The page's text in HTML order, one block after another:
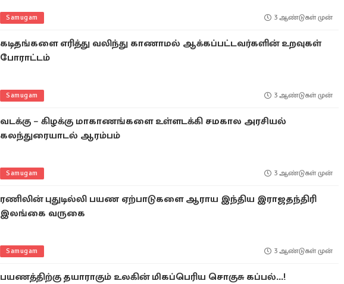
Samugam 3 ஆண்டுகள் முன்
கடிதங்களை எரித்து வலிந்து காணாமல் ஆக்கப்பட்டவர்களின் உறவுகள்
போராட்டம்
Samugam 3 ஆண்டுகள் முன்
வடக்கு – கிழக்கு மாகாணங்களை உள்ளடக்கி சமகால அரசியல்
கலந்துரையாடல் ஆரம்பம்
Samugam 3 ஆண்டுகள் முன்
ரணிலின் புதுடில்லி பயண ஏற்பாடுகளை ஆராய இந்திய இராஜதந்திரி
இலங்கை வருகை
Samugam 3 ஆண்டுகள் முன்
பயணத்திற்கு தயாராகும் உலகின் மிகப்பெரிய சொகுசு கப்பல்...!